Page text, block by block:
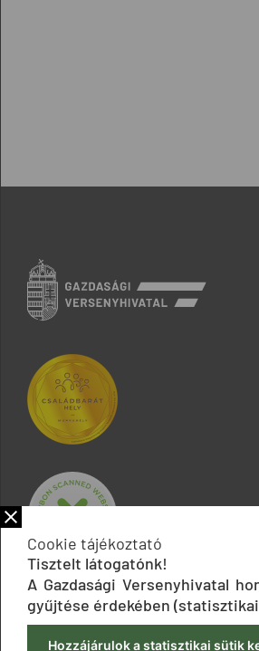
Cookie tájékoztató
Tisztelt látogatónk!
A Gazdasági Versenyhivatal
gyűjtése érdekében
Hozzájárulok a statisztikai sütik